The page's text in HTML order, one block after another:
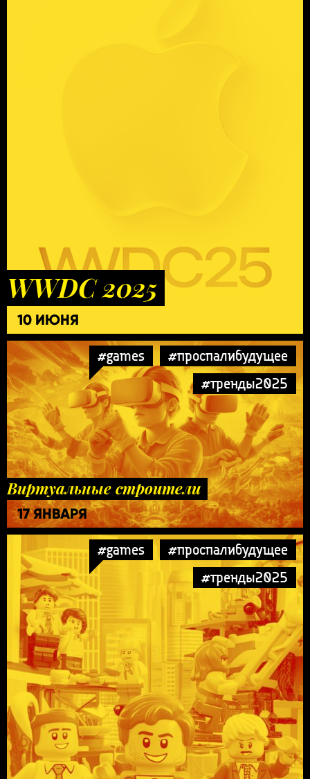
WWDC 2025
10 ИЮНЯ
#games
#проспалибудущее
#тренды2025
Виртуальные строители
17 ЯНВАРЯ
#games
#проспалибудущее
#тренды2025